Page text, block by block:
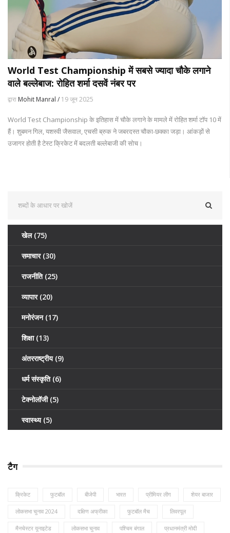
World Test Championship में सबसे ज्यादा चौके लगाने
वाले बल्लेबाज: रोहित शर्मा दसवें नंबर पर
द्वारा Mohit Manral / 19 जून 2025
World Test Championship के इतिहास में चौके लगाने के मामले में रोहित शर्मा टॉप 10 में
हैं। शुबमन गिल, यशस्वी जैसवाल, एचसी ब्रुक ने जबरदस्त चौका-छक्का जड़ा। आंकड़ों से
उजागर होती है टेस्ट क्रिकेट में बदलती बल्लेबाजी की सोच।
खेल (75)
समाचार (30)
राजनीति (25)
व्यापार (20)
मनोरंजन (17)
शिक्षा (13)
अंतरराष्ट्रीय (9)
धर्म संस्कृति (6)
टेक्नोलॉजी (5)
स्वास्थ्य (5)
टैग
क्रिकेट फुटबॉल बीजेपी भारत प्रीमियर लीग शेयर बाजार
लोकसभा चुनाव 2024 दक्षिण अफ्रीका फुटबॉल मैच लिवरपूल
मैनचेस्टर यूनाइटेड लोकसभा चुनाव पश्चिम बंगाल प्रधानमंत्री मोदी